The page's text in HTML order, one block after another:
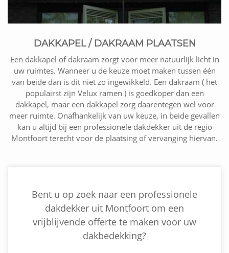
DAKKAPEL / DAKRAAM PLAATSEN
Een dakkapel of dakraam zorgt voor meer natuurlijk licht in
uw ruimtes. Wanneer u de keuze moet maken tussen één
van beide dan is dit niet zo ingewikkeld. Een dakraam ( het
populairst zijn Velux ramen ) is goedkoper dan een
dakkapel, maar een dakkapel zorg daarentegen wel voor
meer ruimte. Onafhankelijk van uw keuze, in beide gevallen
kan u altijd bij een professionele dakdekker uit de regio
Montfoort terecht voor de plaatsing of vervanging hiervan.
Bent u op zoek naar een professionele
dakdekker uit Montfoort om een
vrijblijvende offerte te maken voor uw
dakbedekking?